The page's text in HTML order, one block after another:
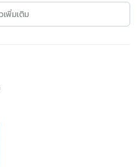
เพิ่มเติม